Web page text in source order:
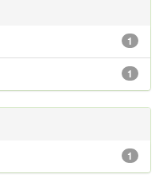
1
1
1